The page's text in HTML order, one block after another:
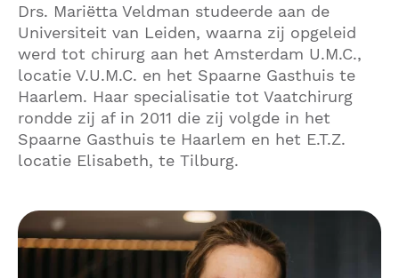
Drs. Mariëtta Veldman studeerde aan de
Universiteit van Leiden, waarna zij opgeleid
werd tot chirurg aan het Amsterdam U.M.C.,
locatie V.U.M.C. en het Spaarne Gasthuis te
Haarlem. Haar specialisatie tot Vaatchirurg
rondde zij af in 2011 die zij volgde in het
Spaarne Gasthuis te Haarlem en het E.T.Z.
locatie Elisabeth, te Tilburg.